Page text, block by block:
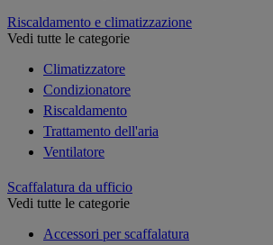
Riscaldamento e climatizzazione
Vedi tutte le categorie
Climatizzatore
Condizionatore
Riscaldamento
Trattamento dell'aria
Ventilatore
Scaffalatura da ufficio
Vedi tutte le categorie
Accessori per scaffalatura